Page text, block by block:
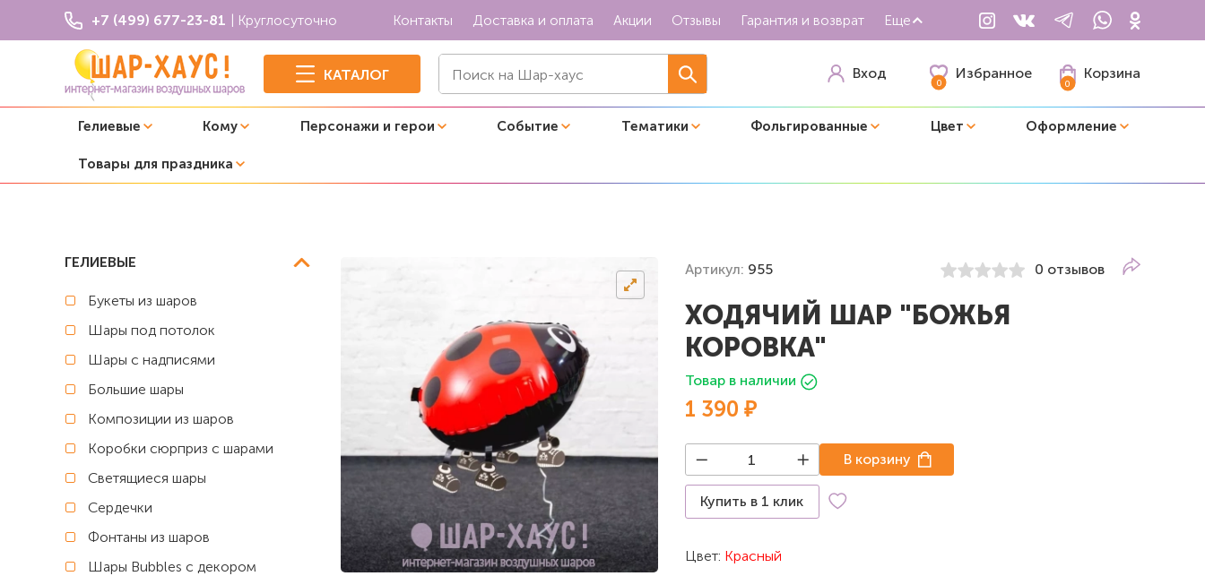
+7 (499) 677-23-81 | Круглосуточно Контакты Доставка и оплата Акции Отзывы Гарантия и возврат Еще
КАТАЛОГ Вход
0
Избранное
0
Корзина
Гелиевые Кому Персонажи и герои Событие Тематики Фольгированные Цвет Оформление
Товары для праздника
Ходячие шары
ГЕЛИЕВЫЕ
Букеты из шаров
Шары под потолок
Шары с надписями
Большие шары
Композиции из шаров
Коробки сюрприз с шарами
Светящиеся шары
Сердечки
Фонтаны из шаров
Шары Bubbles с декором
Артикул: 955 0 отзывов
ХОДЯЧИЙ ШАР "БОЖЬЯ
КОРОВКА"
Товар в наличии
1 390 ₽
Купить в 1 клик
В корзину
Цвет: Красный